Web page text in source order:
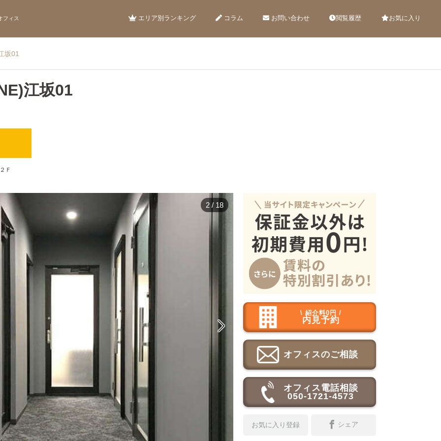
フィス エリア別ランキング コラム お問い合わせ 閲覧履歴 お気に入り
坂01
江坂01
Ｆ

2 / 18
\ 紹介料0円 /
内見予約
オフィスのご相談
オフィス電話相談
050-1721-4573
お気に入り登録 シェア